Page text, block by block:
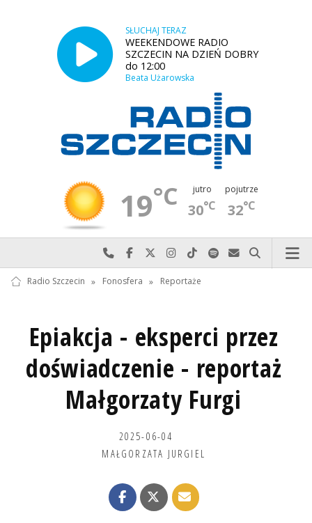
SŁUCHAJ TERAZ
WEEKENDOWE RADIO
SZCZECIN NA DZIEŃ DOBRY
do 12:00
Beata Użarowska
19°C jutro
30°C
pojutrze
32°C
Najlepiej po prostu do nas zadzwoń
Odwiedź nas na Facebook-u
Odwiedź nas na X
Odwiedź nas na Instagram-ie
Odwiedź nas na TikTok-u
Szukaj nas na Spotify
Wyślij do nas
Szukaj
Radio Szczecin » Fonosfera » Reportaże
Epiakcja - eksperci przez
doświadczenie - reportaż
Małgorzaty Furgi
2025-06-04
MAŁGORZATA JURGIEL